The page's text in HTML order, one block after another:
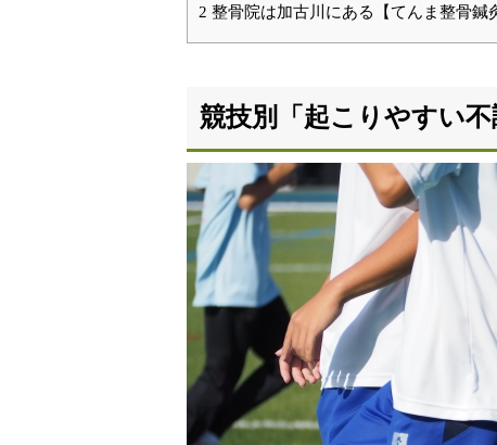
2 整骨院は加古川にある【てんま整骨鍼
競技別「起こりやすい